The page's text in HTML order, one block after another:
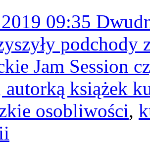
09:35
podchody
Jam Session
autorką książek
osobliwości,